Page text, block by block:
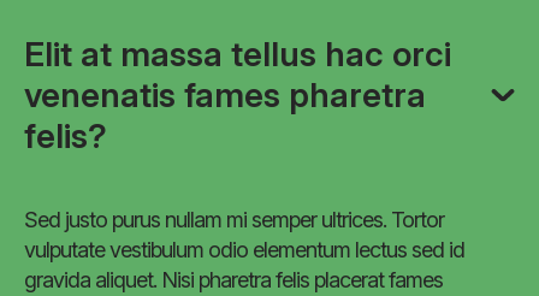
Elit at massa tellus hac orci
venenatis fames pharetra
felis?
Sed justo purus nullam mi semper ultrices. Tortor
vulputate vestibulum odio elementum lectus sed id
gravida aliquet. Nisi pharetra felis placerat fames